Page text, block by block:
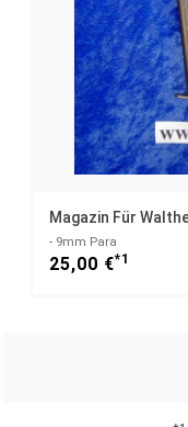
Magazin Für
- 9mm Para
25,00 €*1